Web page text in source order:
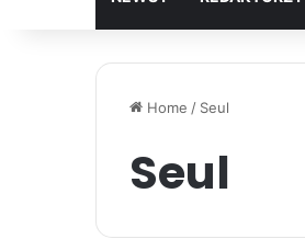
Home / Seul
Seul